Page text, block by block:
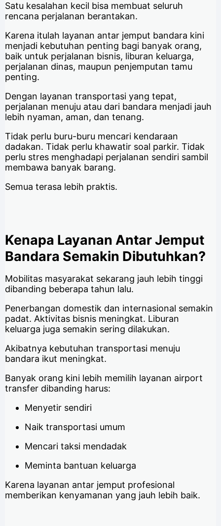
Satu kesalahan kecil bisa membuat seluruh
rencana perjalanan berantakan.
Karena itulah layanan antar jemput bandara kini
menjadi kebutuhan penting bagi banyak orang,
baik untuk perjalanan bisnis, liburan keluarga,
perjalanan dinas, maupun penjemputan tamu
penting.
Dengan layanan transportasi yang tepat,
perjalanan menuju atau dari bandara menjadi jauh
lebih nyaman, aman, dan tenang.
Tidak perlu buru-buru mencari kendaraan
dadakan. Tidak perlu khawatir soal parkir. Tidak
perlu stres menghadapi perjalanan sendiri sambil
membawa banyak barang.
Semua terasa lebih praktis.
Kenapa Layanan Antar Jemput
Bandara Semakin Dibutuhkan?
Mobilitas masyarakat sekarang jauh lebih tinggi
dibanding beberapa tahun lalu.
Penerbangan domestik dan internasional semakin
padat. Aktivitas bisnis meningkat. Liburan
keluarga juga semakin sering dilakukan.
Akibatnya kebutuhan transportasi menuju
bandara ikut meningkat.
Banyak orang kini lebih memilih layanan airport
transfer dibanding harus:
Menyetir sendiri
Naik transportasi umum
Mencari taksi mendadak
Meminta bantuan keluarga
Karena layanan antar jemput profesional
memberikan kenyamanan yang jauh lebih baik.